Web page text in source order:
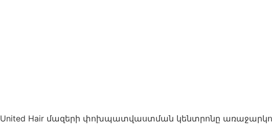
United Hair մազերի փոխպատվաստման կենտրոնը